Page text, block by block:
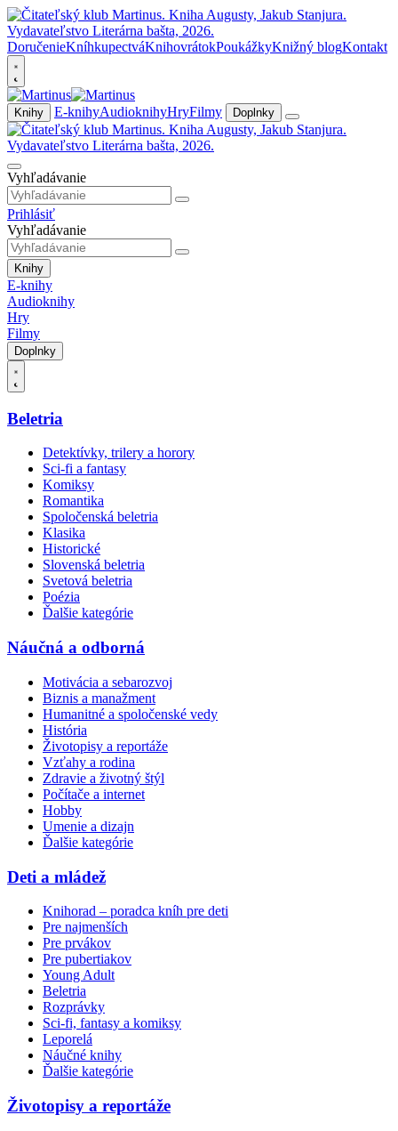
DoručenieKníhkupectváKnihovrátokPoukážkyKnižný blogKontakt
Knihy E-knihyAudioknihyHryFilmy Doplnky
Vyhľadávanie
Prihlásiť
Vyhľadávanie
Knihy
E-knihy
Audioknihy
Hry
Filmy
Doplnky
Beletria
Detektívky, trilery a horory
Sci-fi a fantasy
Komiksy
Romantika
Spoločenská beletria
Klasika
Historické
Slovenská beletria
Svetová beletria
Poézia
Ďalšie kategórie
Náučná a odborná
Motivácia a sebarozvoj
Biznis a manažment
Humanitné a spoločenské vedy
História
Životopisy a reportáže
Vzťahy a rodina
Zdravie a životný štýl
Počítače a internet
Hobby
Umenie a dizajn
Ďalšie kategórie
Deti a mládež
Knihorad – poradca kníh pre deti
Pre najmenších
Pre prvákov
Pre pubertiakov
Young Adult
Beletria
Rozprávky
Sci-fi, fantasy a komiksy
Leporelá
Náučné knihy
Ďalšie kategórie
Životopisy a reportáže